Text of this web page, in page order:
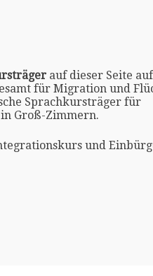
auf dieser Seite
für Migration und
Sprachkursträger für
Groß-Zimmern.
und